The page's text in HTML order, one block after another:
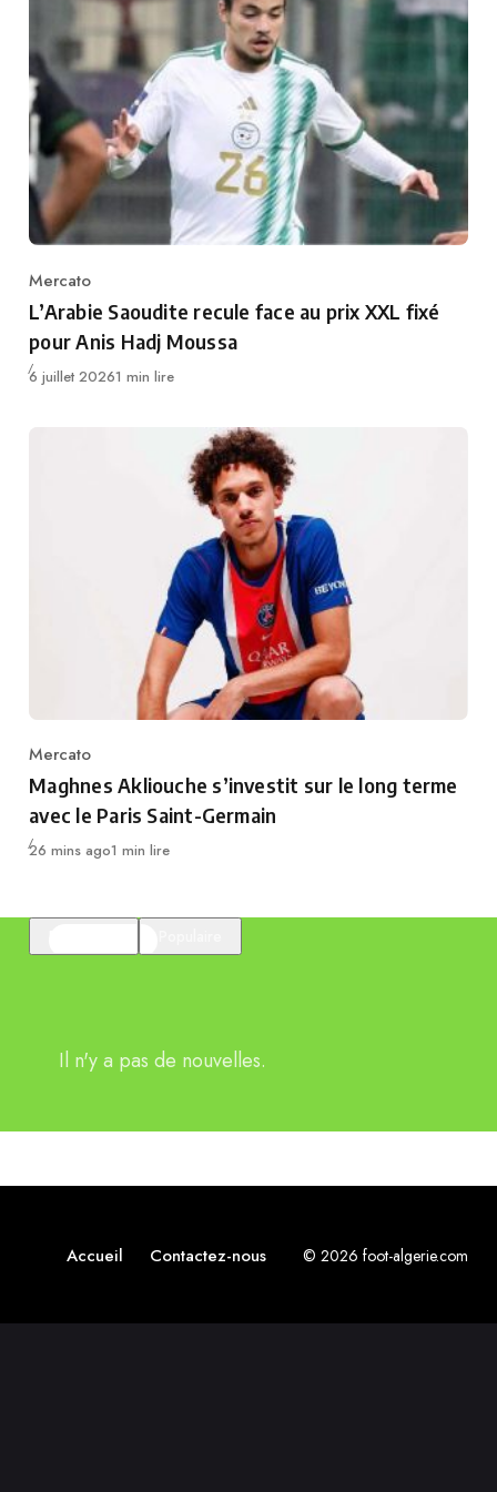
Category
Mercato
L’Arabie Saoudite recule face au prix XXL fixé
pour Anis Hadj Moussa
Publié
6 juillet 20261 min lire
Category
Mercato
Maghnes Akliouche s’investit sur le long terme
avec le Paris Saint-Germain
Publié
26 mins ago1 min lire
Il n'y a pas de nouvelles.
Accueil Contactez-nous © 2026 foot-algerie.com